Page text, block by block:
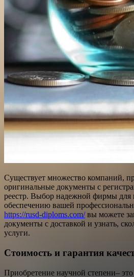
Существует множество компаний,
оригинальные документы с
реестр. Выбор надежной фирмы
обеспечению вашей
https://rusd-diploms.com/вы можете
документы с доставкой и узнать,
услуги.
Стоимость и гарантия
Приобретение научной степени–